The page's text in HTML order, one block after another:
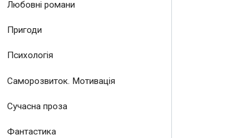
Любовні романи
Пригоди
Психологія
Саморозвиток. Мотивація
Сучасна проза
Фантастика